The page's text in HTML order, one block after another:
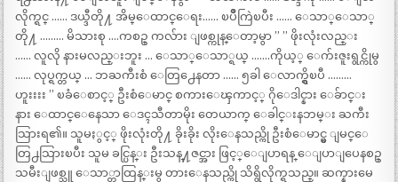
လိုက္ရင္ …… ဒယ္ဒီတို႔ အိမ္ေထာင္ေရး…… ၿပိဳကြဲၿပီး …… ေသာ္ေသာ္
တို႔ ……… မိသားစု ….ကစဥ္ ကလ်ား ျဖစ္ကုန္ေတာ့မွာ ” ” ဖိုးလုံးလည္း
…… လူလို နားမလည္းဘူး … ေသာ္ေသာ္ရယ္ …….ကိုယ့္ ေက်းဇူးရွင္ကိုမွ
…… လုပ္ရက္တယ္ … ဘႀကီးစံ ေတြ႕ေနတာ …… ၅ခါ ေလာက္ရွိၿပီ ………
ဟူးးးး ” ၿခံေစာင့္ ဦးစံေမာင္ စကားေၾကာင့္ ဂိုေဒါင္နား ေခ်ာင္း
နား ေထာင္ေနေသာ ေဒၚသီတာမိုး တေယာက္ ေခါင္းနဘမ္း ႀကီး
သြားရ၏။ သူမႏွင့္ ဖိုးလုံးတို႔ ခိုးခိုး လိုးေနသည္ကို ဦးစံေမာင္မွ ျမင္ေ
တြ႕သြားၿပီး သူမ ခင္ပြန္း ဦးသန္႔ဇင္အား ဖြင့္ေျပာရန္ ေျပာျပေနစဥ္
သမီးျဖစ္သူ ေသာ္တာထြန္းမွ တားေနသည္ကို သိရွိလိုက္ရသည္။ ဆက္နားမေ